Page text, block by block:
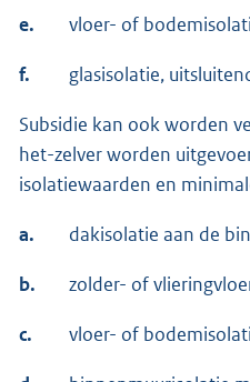
e. vloer- of
f. glasisolatie,
Subsidie kan ook worden
het-zelver worden
isolatiewaarden en
a. dakisolatie aan de
b. zolder- of
c. vloer- of